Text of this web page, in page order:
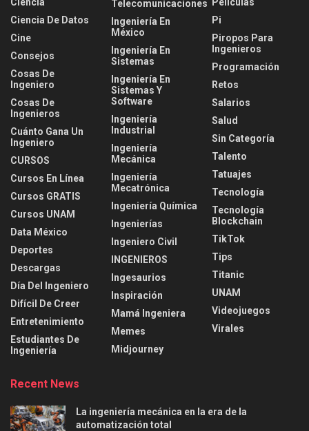
Ciencia De Datos
Cine
Consejos
Cosas De
Ingeniero
Cosas De
Ingenieros
Cuánto Gana Un
Ingeniero
CURSOS
Cursos En Línea
Cursos GRATIS
Cursos UNAM
Data México
Deportes
Descargas
Día Del Ingeniero
Difícil De Creer
Entretenimiento
Estudiantes De
Ingeniería
Telecomunicaciones
Ingeniería En
México
Ingeniería En
Sistemas
Ingeniería En
Sistemas Y
Software
Ingeniería
Industrial
Ingeniería
Mecánica
Ingeniería
Mecatrónica
Ingeniería Química
Ingenierías
Ingeniero Civil
INGENIEROS
Ingesaurios
Inspiración
Mamá Ingeniera
Memes
Midjourney
Pi
Piropos Para
Ingenieros
Programación
Retos
Salarios
Salud
Sin Categoría
Talento
Tatuajes
Tecnología
Tecnología
Blockchain
TikTok
Tips
Titanic
UNAM
Videojuegos
Virales
Recent News
La ingeniería mecánica en la era de la
automatización total